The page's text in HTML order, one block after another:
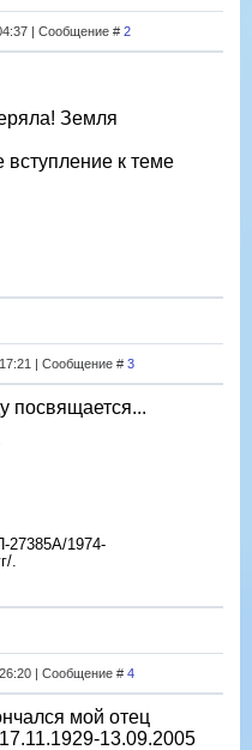
| Сообщение # 2
Земля
к теме
| Сообщение # 3
посвящается...
27385А/1974-
.
| Сообщение # 4
мой отец
13.09.2005